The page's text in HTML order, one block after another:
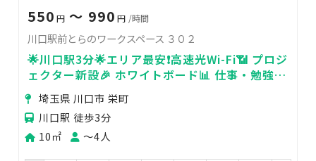
550 円 〜 990 円 /時間
川口駅前とらのワークスペース ３０２
🌟川口駅3分🌟エリア最安❗高速光Wi-Fi📶 プロジ
ェクター新設🎉 ホワイトボード📊 仕事・勉強・
面接・作業などなど
埼玉県 川口市 栄町
川口駅 徒歩3分
10㎡
〜4人